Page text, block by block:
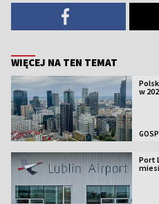
WIĘCEJ NA TEN TEMAT
w
Port